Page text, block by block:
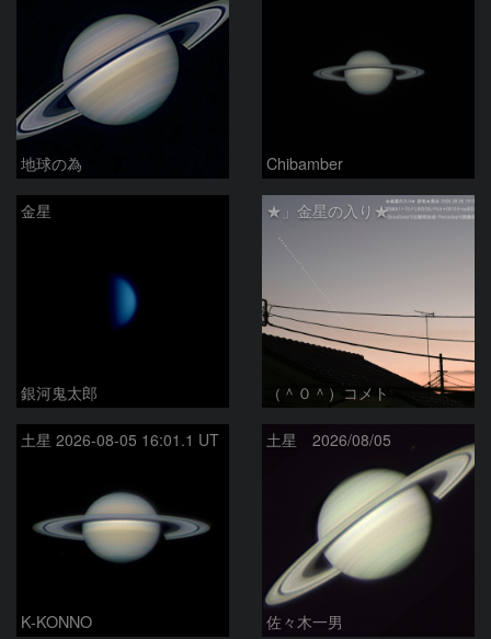
地球の為 Chibamber
金星
銀河鬼太郎
★」金星の入り★
（＾０＾）コメト
土星 2026-08-05 16:01.1 UT
K-KONNO
土星 2026/08/05
佐々木一男